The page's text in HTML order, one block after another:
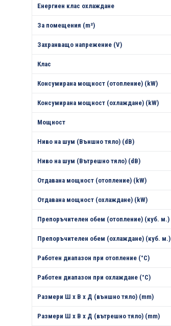
Енергиен клас охлаждане
За помещения (m²)
Захранващо напрежение (V)
Клас
Консумирана мощност (отопление) (kW)
Консумирана мощност (охлаждане) (kW)
Мощност
Ниво на шум (Външно тяло) (dB)
Ниво на шум (Вътрешно тяло) (dB)
Отдавана мощност (отопление) (kW)
Отдавана мощност (охлаждане) (kW)
Препоръчителен обем (отопление) (куб. м.)
Препоръчителен обем (охлаждане) (куб. м.)
Работен диапазон при отопление (°С)
Работен диапазон при охлаждане (°С)
Размери Ш х В х Д (външно тяло) (mm)
Размери Ш х В х Д (вътрешно тяло) (mm)